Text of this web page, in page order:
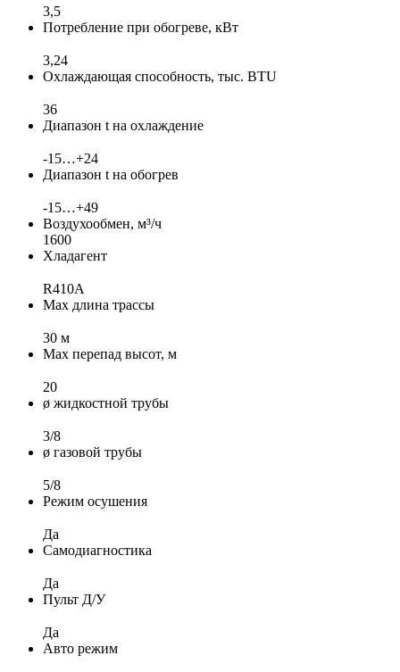
3,5
Потребление при обогреве, кВт
3,24
Охлаждающая способность, тыс. BTU
36
Диапазон t на охлаждение
-15…+24
Диапазон t на обогрев
-15…+49
Воздухообмен, м³/ч
1600
Хладагент
R410A
Max длина трассы
30 м
Max перепад высот, м
20
ø жидкостной трубы
3/8
ø газовой трубы
5/8
Режим осушения
Да
Самодиагностика
Да
Пульт Д/У
Да
Авто режим